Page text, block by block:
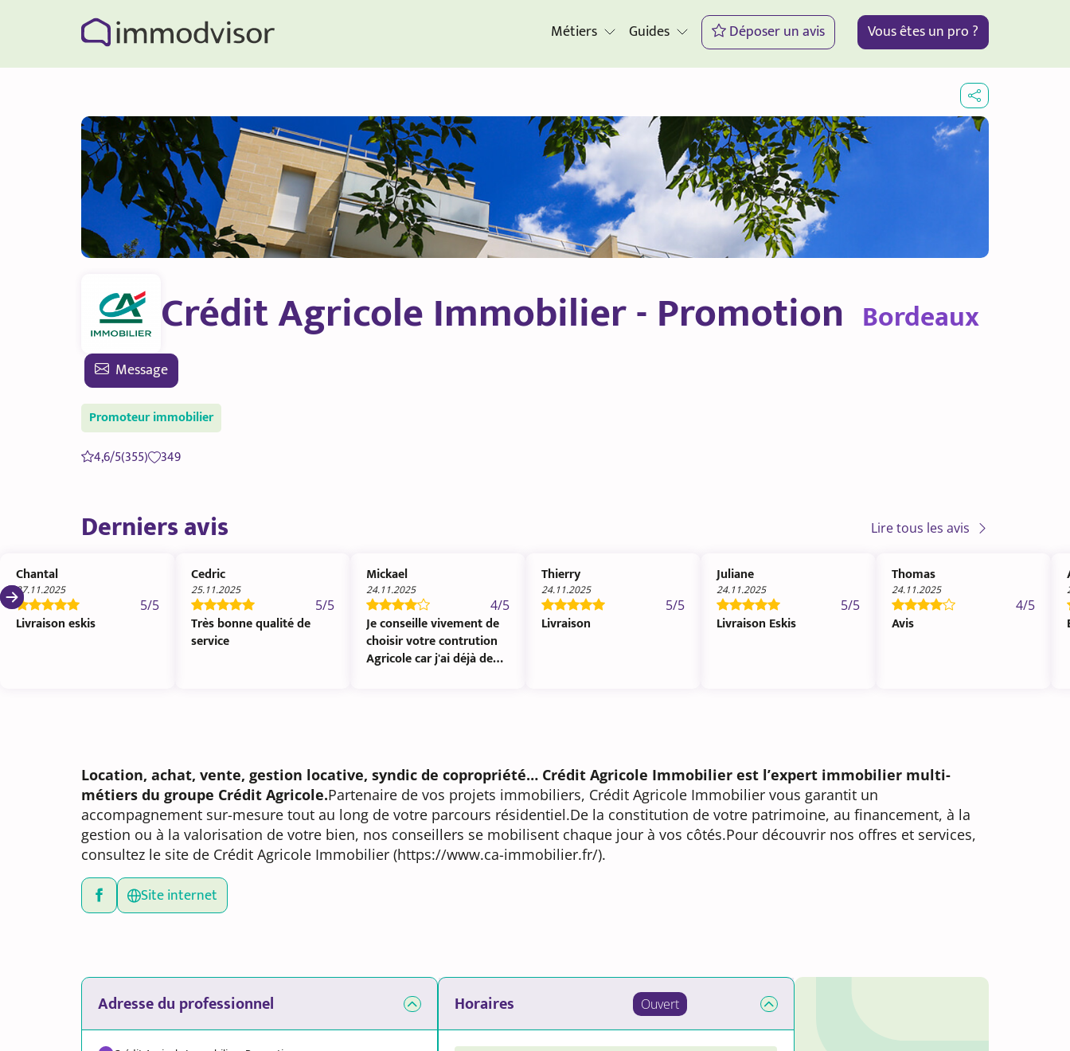
Métiers Guides Déposer un avis Vous êtes un pro ?
Crédit Agricole Immobilier - Promotion Bordeaux
Message
Promoteur immobilier
4,6/5(355) 349
Derniers avis Lire tous les avis
Chantal
27.11.2025
5/5
Livraison eskis
Cedric
25.11.2025
5/5
Très bonne qualité de
service
Mickael
24.11.2025
4/5
Je conseille vivement de
choisir votre contrution
Agricole car j'ai déjà deux
Thierry
24.11.2025
5/5
Livraison
Juliane
24.11.2025
5/5
Livraison Eskis
Thomas
24.11.2025
4/5
Avis
Location, achat, vente, gestion locative, syndic de copropriété… Crédit Agricole Immobilier est l’expert immobilier multi-
métiers du groupe Crédit Agricole.Partenaire de vos projets immobiliers, Crédit Agricole Immobilier vous garantit un
accompagnement sur-mesure tout au long de votre parcours résidentiel.De la constitution de votre patrimoine, au financement, à la
gestion ou à la valorisation de votre bien, nos conseillers se mobilisent chaque jour à vos côtés.Pour découvrir nos offres et services,
consultez le site de Crédit Agricole Immobilier (https://www.ca-immobilier.fr/).
Site internet
Adresse du professionnel Horaires Ouvert